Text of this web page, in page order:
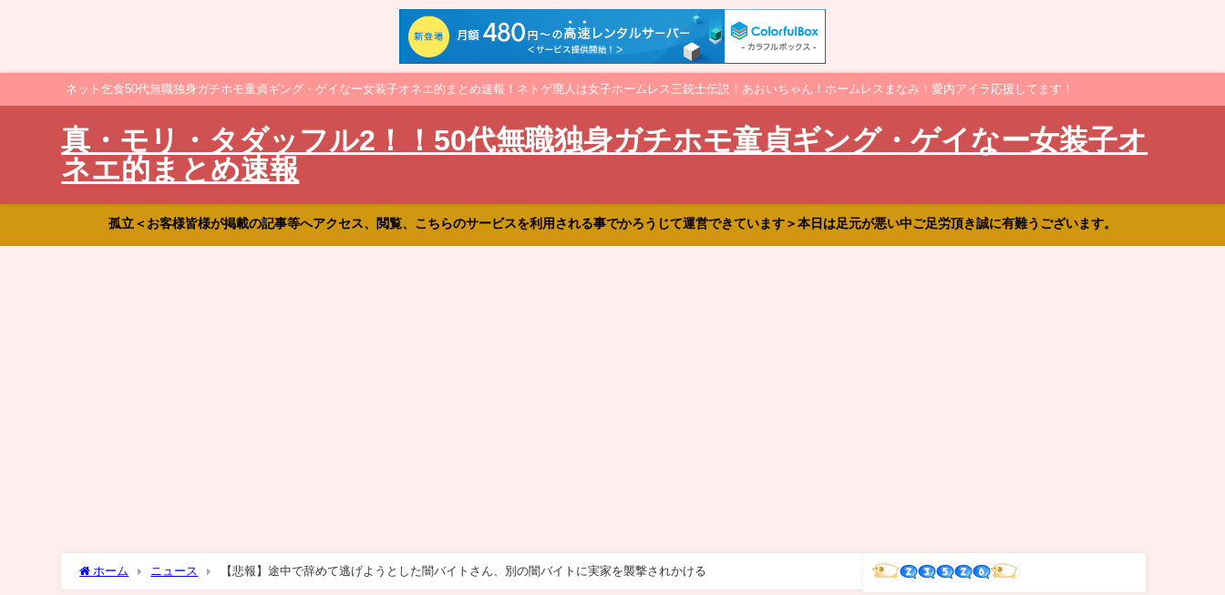
ネット乞食50代無職独身ガチホモ童貞ギング・ゲイなー女装子オネエ的まとめ速報！ネトゲ廃人は女子ホームレス三銃士伝説！あおいちゃん！ホームレスまなみ！愛内アイラ応援してます！
真・モリ・タダッフル2！！50代無職独身ガチホモ童貞ギング・ゲイなー女装子オ
ネエ的まとめ速報
孤立＜お客様皆様が掲載の記事等へアクセス、閲覧、こちらのサービスを利用される事でかろうじて運営できています＞本日は足元が悪い中ご足労頂き誠に有難うございます。
ホーム ニュース 【悲報】途中で辞めて逃げようとした闇バイトさん、別の闇バイトに実家を襲撃されかける